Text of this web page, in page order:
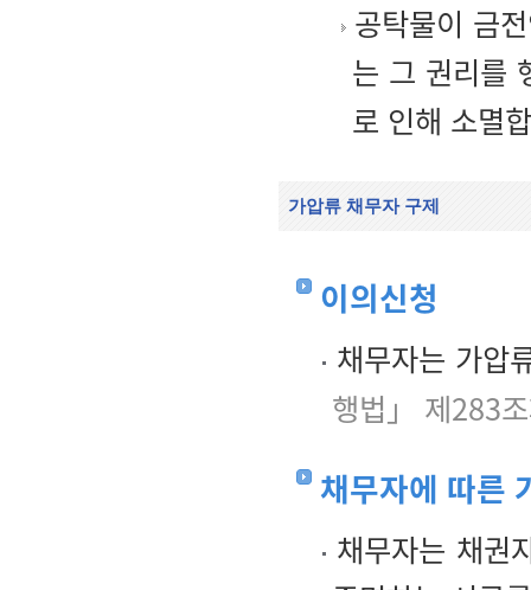
공탁물이 금
는 그 권리를
로 인해 소멸
가압류 채무자 구제
이의신청
채무자는 가압
행법」 제283조
채무자에 따른
채무자는 채권